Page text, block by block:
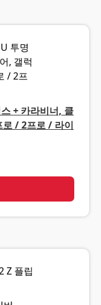
+ 카라비너, 클
로 / 2프로 / 라이